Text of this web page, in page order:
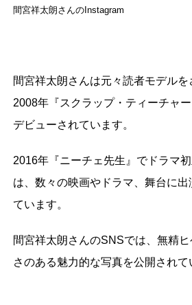
間宮祥太朗さんのInstagram
間宮祥太朗さんは元々読者モデルを
2008年『スクラップ・ティーチャ
デビューされています。
2016年『ニーチェ先生』でドラマ
は、数々の映画やドラマ、舞台に
ています。
間宮祥太朗さんのSNSでは、無精
さのある魅力的な写真を公開されて